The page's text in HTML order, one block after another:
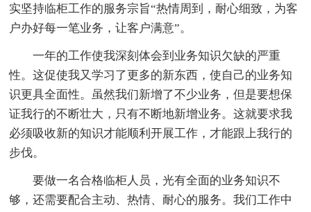
实坚持临柜工作的服务宗旨“热情周到，耐心细致，为客
户办好每一笔业务，让客户满意”。
一年的工作使我深刻体会到业务知识欠缺的严重
性。这促使我又学习了更多的新东西，使自己的业务知
识更具全面性。虽然我们新增了不少业务，但是要想保
证我行的不断壮大，只有不断地新增业务。这就要求我
必须吸收新的知识才能顺利开展工作，才能跟上我行的
步伐。
要做一名合格临柜人员，光有全面的业务知识不
够，还需要配合主动、热情、耐心的服务。我们工作中